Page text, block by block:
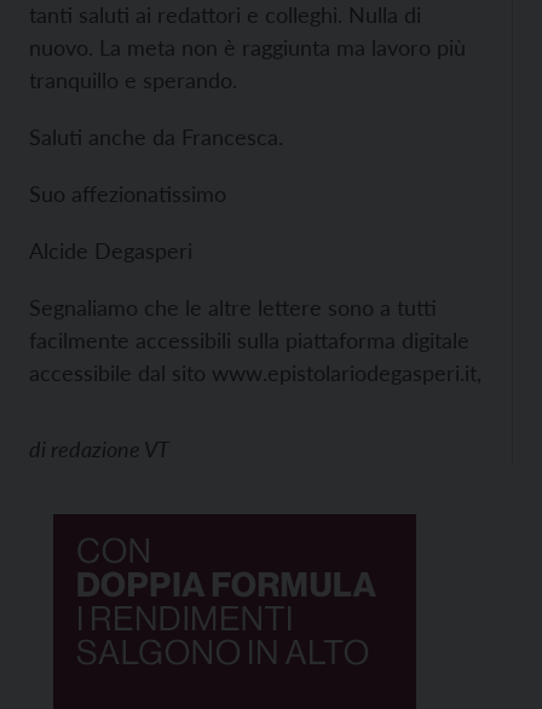
tanti saluti ai redattori e colleghi. Nulla di
nuovo. La meta non è raggiunta ma lavoro più
tranquillo e sperando.
Saluti anche da Francesca.
Suo affezionatissimo
Alcide Degasperi
Segnaliamo che le altre lettere sono a tutti
facilmente accessibili sulla piattaforma digitale
accessibile dal sito www.epistolariodegasperi.it,
di redazione VT